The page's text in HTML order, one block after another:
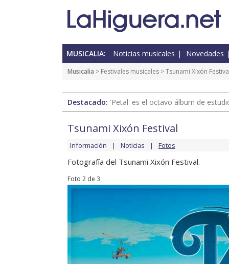
MUSICALIA: Noticias musicales Novedades
Musicalia > Festivales musicales >Tsunami Xixón
Destacado: 'Petal' es el octavo álbum de
Tsunami Xixón Festival
Información Noticias Fotos
Fotografía del Tsunami Xixón Festival.
Foto 2 de 3